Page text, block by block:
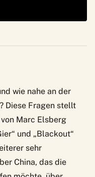
wie nahe an der
Diese Fragen stellt
Marc Elsberg
und „Blackout“
sehr
China, das die